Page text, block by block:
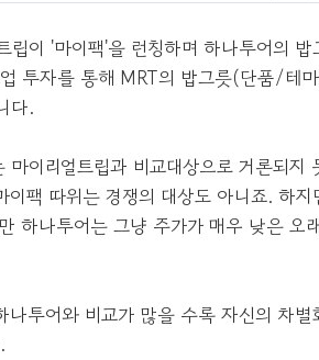
립이 '마이팩'을 런칭하며 하나투어의
투자를 통해 MRT의 밥그릇(단품/테
다.
이리얼트립과 비교대상으로 거론되지
이팩 따위는 경쟁의 대상도 아니죠. 하
하나투어는 그냥 주가가 매우 낮은 오
나투어와 비교가 많을 수록 자신의 차